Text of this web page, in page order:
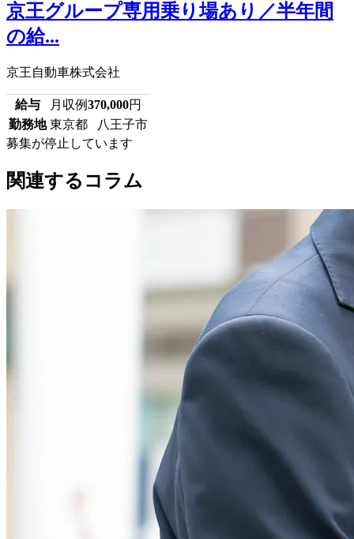
京王グループ専用乗り場あり／半年間
の給...
京王自動車株式会社
給与 月収例370,000円
勤務地 東京都 八王子市
募集が停止しています
関連するコラム